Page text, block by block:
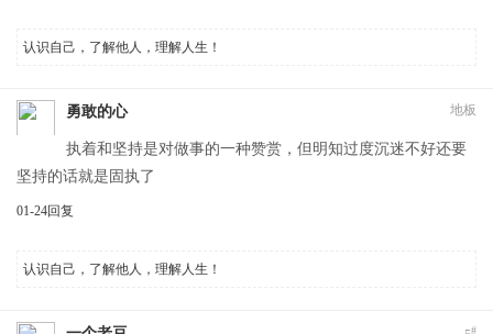
认识自己，了解他人，理解人生！
地板
勇敢的心
执着和坚持是对做事的一种赞赏，但明知过度沉迷不好还要
坚持的话就是固执了
01-24回复
认识自己，了解他人，理解人生！
#